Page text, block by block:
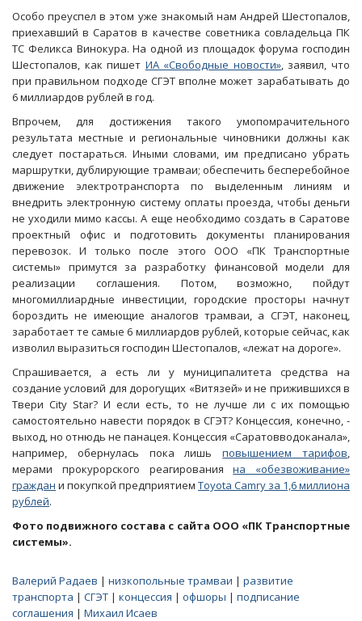
Особо преуспел в этом уже знакомый нам Андрей Шестопалов,
приехавший в Саратов в качестве советника совладельца ПК
ТС Феликса Винокура. На одной из площадок форума господин
Шестопалов, как пишет ИА «Свободные новости», заявил, что
при правильном подходе СГЭТ вполне может зарабатывать до
6 миллиардов рублей в год.
Впрочем, для достижения такого умопомрачительного
результата местные и региональные чиновники должны как
следует постараться. Иными словами, им предписано убрать
маршрутки, дублирующие трамваи; обеспечить бесперебойное
движение электротранспорта по выделенным линиям и
внедрить электронную систему оплаты проезда, чтобы деньги
не уходили мимо кассы. А еще необходимо создать в Саратове
проектный офис и подготовить документы планирования
перевозок. И только после этого ООО «ПК Транспортные
системы» примутся за разработку финансовой модели для
реализации соглашения. Потом, возможно, пойдут
многомиллиардные инвестиции, городские просторы начнут
бороздить не имеющие аналогов трамваи, а СГЭТ, наконец,
заработает те самые 6 миллиардов рублей, которые сейчас, как
изволил выразиться господин Шестопалов, «лежат на дороге».
Спрашивается, а есть ли у муниципалитета средства на
создание условий для дорогущих «Витязей» и не прижившихся в
Твери City Star? И если есть, то не лучше ли с их помощью
самостоятельно навести порядок в СГЭТ? Концессия, конечно, -
выход, но отнюдь не панацея. Концессия «Саратовводоканала»,
например, обернулась пока лишьповышением тарифов
мерами прокурорского реагированияна «обезвоживание»
граждан и покупкой предприятием Toyota Camry за 1,6 миллиона
рублей.
Фото подвижного состава с сайта ООО «ПК Транспортные
системы».
Валерий Радаев | низкопольные трамваи | развитие
транспорта | СГЭТ | концессия | офшоры | подписание
соглашения | Михаил Исаев